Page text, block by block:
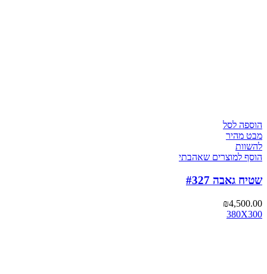
הוספה לסל
מבט מהיר
להשוות
הוסף למוצרים שאהבתי
שטיח גאבה #327
₪4,500.00
380X300